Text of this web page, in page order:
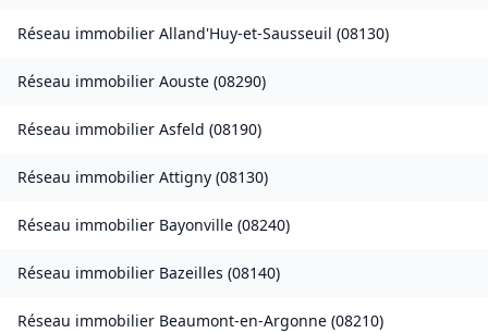
Réseau immobilier Alland'Huy-et-Sausseuil (08130)
Réseau immobilier Aouste (08290)
Réseau immobilier Asfeld (08190)
Réseau immobilier Attigny (08130)
Réseau immobilier Bayonville (08240)
Réseau immobilier Bazeilles (08140)
Réseau immobilier Beaumont-en-Argonne (08210)